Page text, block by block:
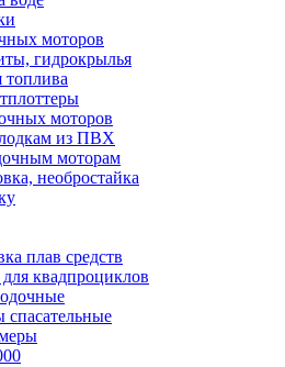
моторов
гидрокрылья
топлива
моторов
из ПВХ
моторам
необростайка
плав средств
квадпроциклов